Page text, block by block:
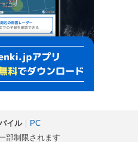
イル｜
PC
部制限されます